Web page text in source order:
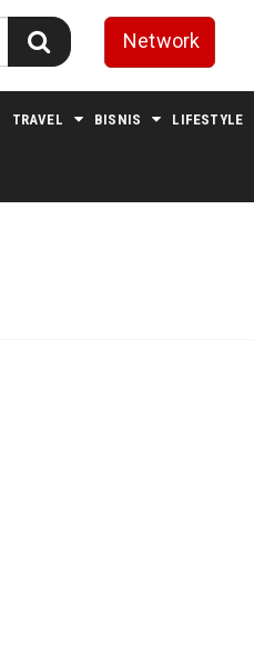
Network
TRAVEL BISNIS LIFESTYLE